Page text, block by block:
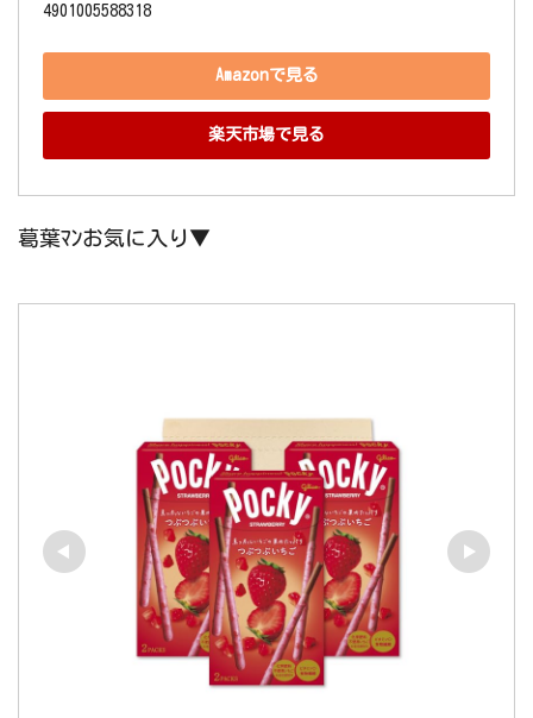
4901005588318
Amazonで見る
楽天市場で見る
葛葉ﾏﾝお気に入り▼